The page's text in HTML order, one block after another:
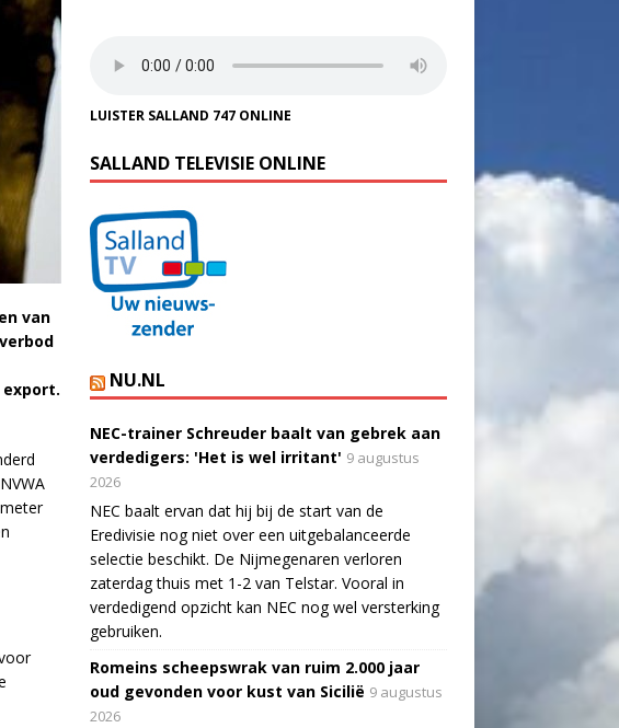
van
export.
LUISTER SALLAND 747 ONLINE
SALLAND TELEVISIE ONLINE
NU.NL
NEC-trainer Schreuder baalt van gebrek aan
verdedigers: 'Het is wel irritant' 9 augustus
2026
NEC baalt ervan dat hij bij de start van de
Eredivisie nog niet over een uitgebalanceerde
selectie beschikt. De Nijmegenaren verloren
zaterdag thuis met 1-2 van Telstar. Vooral in
verdedigend opzicht kan NEC nog wel versterking
gebruiken.
Romeins scheepswrak van ruim 2.000 jaar
oud gevonden voor kust van Sicilië 9 augustus
2026